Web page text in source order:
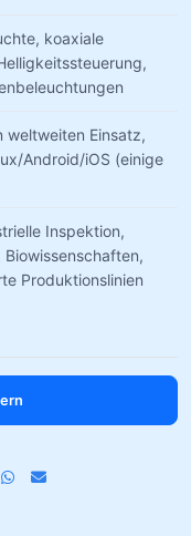
koaxiale
weltweiten Einsatz,
Android/iOS (einige
Inspektion,
Produktionslinien